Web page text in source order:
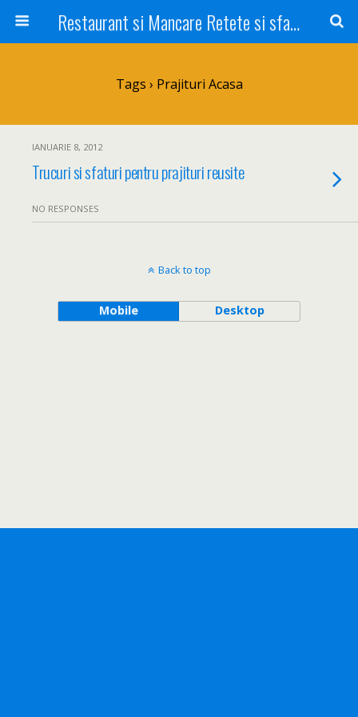
Restaurant si Mancare Retete si sfaturi Picant bun si rapid
Tags › Prajituri Acasa
IANUARIE 8, 2012
Trucuri si sfaturi pentru prajituri reusite
NO RESPONSES
Back to top
Mobile Desktop